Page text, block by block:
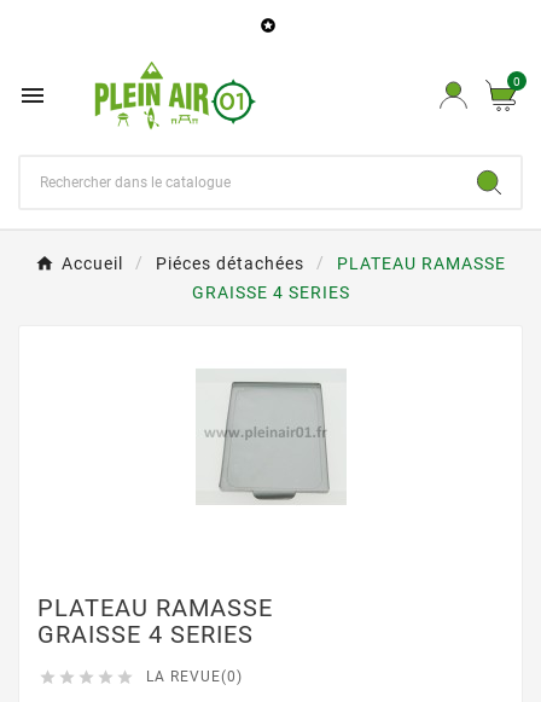

 0
Accueil Piéces détachées
PLATEAU RAMASSE
GRAISSE 4 SERIES
PLATEAU RAMASSE
GRAISSE 4 SERIES
     LA REVUE(0)